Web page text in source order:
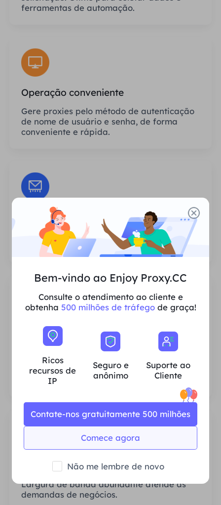
ferramentas de automação.
Operação conveniente
Gere proxies pelo método de autenticação
de nome de usuário e senha, de forma
conveniente e rápida.
Sessões Ilimitadas
Não há limite para o número de usos ou
frequências de invocação dos proxies.
Ricos recursos de IP residencial
Garantimos que nossos recursos de proxy
IP sejam estáveis ​​e confiáveis ​​e nos
esforçamos constantemente para expandir
o pool de proxy atual para atender às
Estável e Eficiente
Largura de banda abundante atende às
demandas de negócios.
Bem-vindo ao Enjoy Proxy.CC
Consulte o atendimento ao cliente e
obtenha 500 milhões de tráfegode graça!
Ricos
recursos de
IP
Seguro e
anônimo
Suporte ao
Cliente
Comece agora
Contate-nos gratuitamente 500 milhões
Não me lembre de novo